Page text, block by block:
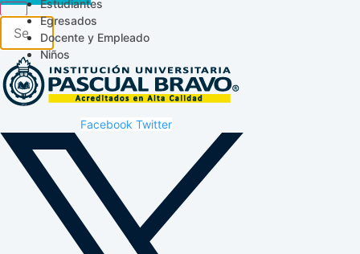
Estudiantes
Egresados
Docente y Empleado
Niños
Facebook Twitter